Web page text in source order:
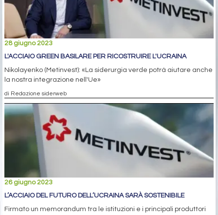
28 giugno 2023
L'ACCIAIO GREEN BASILARE PER RICOSTRUIRE L'UCRAINA
Nikolayenko (Metinvest): «La siderurgia verde potrà aiutare anche
la nostra integrazione nell'Ue»
di Redazione siderweb
26 giugno 2023
L’ACCIAIO DEL FUTURO DELL’UCRAINA SARÀ SOSTENIBILE
Firmato un memorandum tra le istituzioni e i principali produttori